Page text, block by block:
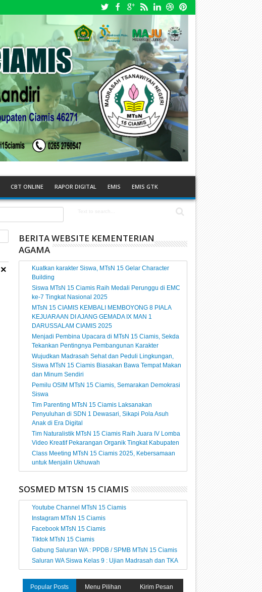
CBT ONLINE RAPOR DIGITAL EMIS EMIS GTK
BERITA WEBSITE KEMENTERIAN
AGAMA
Kuatkan karakter Siswa, MTsN 15 Gelar Character
Building
Siswa MTsN 15 Ciamis Raih Medali Perunggu di EMC
ke-7 Tingkat Nasional 2025
MTsN 15 CIAMIS KEMBALI MEMBOYONG 8 PIALA
KEJUARAAN DI AJANG GEMADA IX MAN 1
DARUSSALAM CIAMIS 2025
Menjadi Pembina Upacara di MTsN 15 Ciamis, Sekda
Tekankan Pentingnya Pembangunan Karakter
Wujudkan Madrasah Sehat dan Peduli Lingkungan,
Siswa MTsN 15 Ciamis Biasakan Bawa Tempat Makan
dan Minum Sendiri
Pemilu OSIM MTsN 15 Ciamis, Semarakan Demokrasi
Siswa
Tim Parenting MTsN 15 Ciamis Laksanakan
Penyuluhan di SDN 1 Dewasari, Sikapi Pola Asuh
Anak di Era Digital
Tim Naturalistik MTsN 15 Ciamis Raih Juara IV Lomba
Video Kreatif Pekarangan Organik Tingkat Kabupaten
Class Meeting MTsN 15 Ciamis 2025, Kebersamaan
untuk Menjalin Ukhuwah
SOSMED MTSN 15 CIAMIS
Youtube Channel MTsN 15 Ciamis
Instagram MTsN 15 Ciamis
Facebook MTsN 15 Ciamis
Tiktok MTsN 15 Ciamis
Gabung Saluran WA : PPDB / SPMB MTsN 15 Ciamis
Saluran WA Siswa Kelas 9 : Ujian Madrasah dan TKA
Popular Posts Menu Pilihan Kirim Pesan